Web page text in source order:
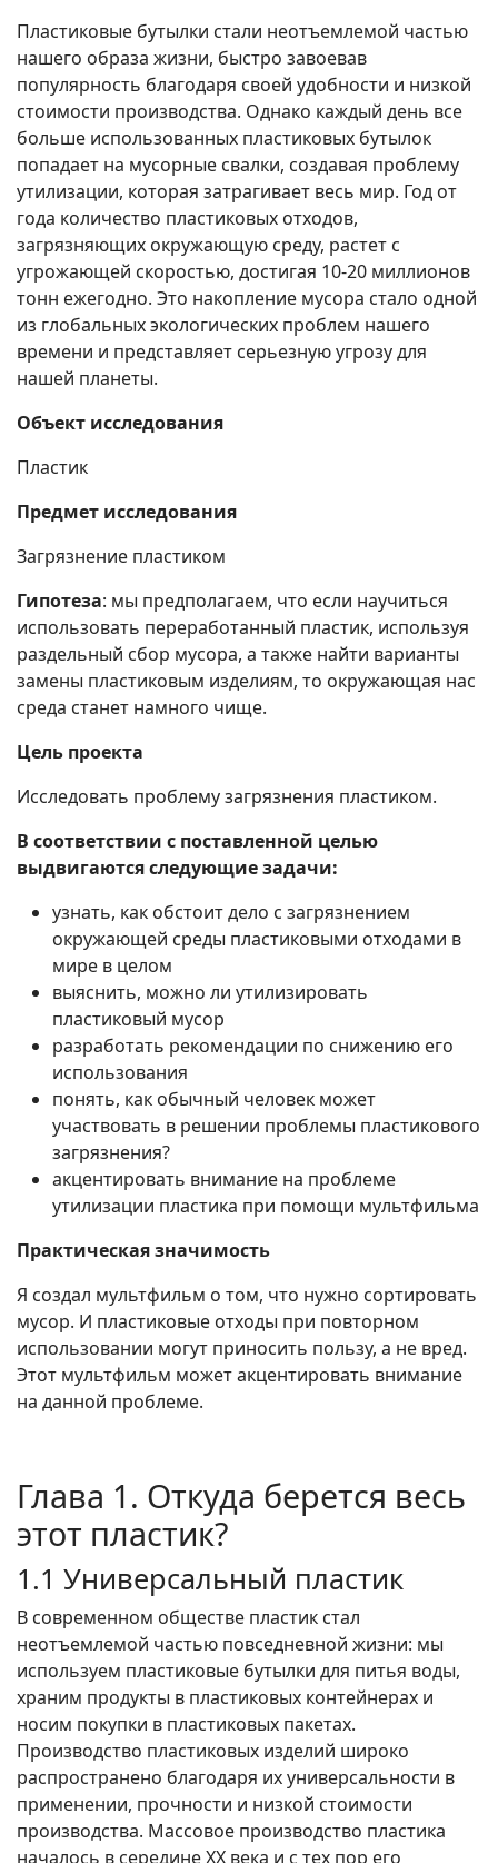
Пластиковые бутылки стали неотъемлемой частью
нашего образа жизни, быстро завоевав
популярность благодаря своей удобности и низкой
стоимости производства. Однако каждый день все
больше использованных пластиковых бутылок
попадает на мусорные свалки, создавая проблему
утилизации, которая затрагивает весь мир. Год от
года количество пластиковых отходов,
загрязняющих окружающую среду, растет с
угрожающей скоростью, достигая 10-20 миллионов
тонн ежегодно. Это накопление мусора стало одной
из глобальных экологических проблем нашего
времени и представляет серьезную угрозу для
нашей планеты.
Объект исследования
Пластик
Предмет исследования
Загрязнение пластиком
Гипотеза: мы предполагаем, что если научиться
использовать переработанный пластик, используя
раздельный сбор мусора, а также найти варианты
замены пластиковым изделиям, то окружающая нас
среда станет намного чище.
Цель проекта
Исследовать проблему загрязнения пластиком.
В соответствии с поставленной целью
выдвигаются следующие задачи:
узнать, как обстоит дело с загрязнением
окружающей среды пластиковыми отходами в
мире в целом
выяснить, можно ли утилизировать
пластиковый мусор
разработать рекомендации по снижению его
использования
понять, как обычный человек может
участвовать в решении проблемы пластикового
загрязнения?
акцентировать внимание на проблеме
утилизации пластика при помощи мультфильма
Практическая значимость
Я создал мультфильм о том, что нужно сортировать
мусор. И пластиковые отходы при повторном
использовании могут приносить пользу, а не вред.
Этот мультфильм может акцентировать внимание
на данной проблеме.
Глава 1. Откуда берется весь
этот пластик?
1.1 Универсальный пластик
В современном обществе пластик стал
неотъемлемой частью повседневной жизни: мы
используем пластиковые бутылки для питья воды,
храним продукты в пластиковых контейнерах и
носим покупки в пластиковых пакетах.
Производство пластиковых изделий широко
распространено благодаря их универсальности в
применении, прочности и низкой стоимости
производства. Массовое производство пластика
началось в середине XX века и с тех пор его